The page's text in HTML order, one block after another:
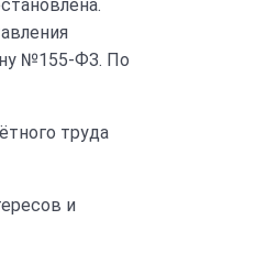
№155-ФЗ. По
труда
и